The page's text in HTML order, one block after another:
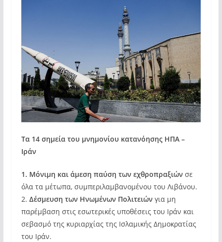
Τα 14 σημεία του μνημονίου κατανόησης ΗΠΑ –
Ιράν
1. Μόνιμη και άμεση παύση των εχθροπραξιώνσε
όλα τα μέτωπα, συμπεριλαμβανομένου του Λιβάνου.
2. Δέσμευση των Ηνωμένων Πολιτειώνγια μη
παρέμβαση στις εσωτερικές υποθέσεις του Ιράν και
σεβασμό της κυριαρχίας της Ισλαμικής Δημοκρατίας
του Ιράν.